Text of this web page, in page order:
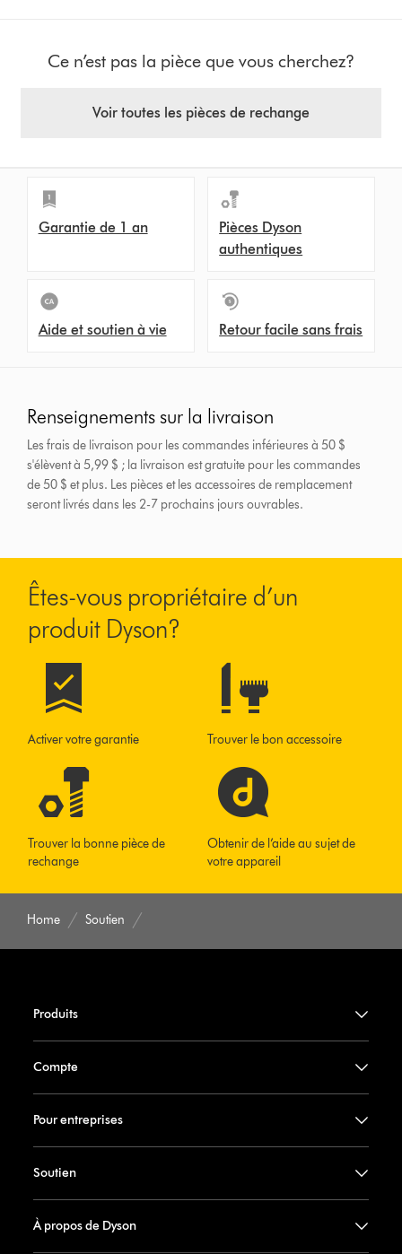
Ce n’est pas la pièce que vous cherchez?
Voir toutes les pièces de rechange
Garantie de 1 an
Pièces Dyson
authentiques
Aide et soutien à vie Retour facile sans frais
Renseignements sur la livraison
Les frais de livraison pour les commandes inférieures à 50 $
s'élèvent à 5,99 $ ; la livraison est gratuite pour les commandes
de 50 $ et plus. Les pièces et les accessoires de remplacement
seront livrés dans les 2-7 prochains jours ouvrables.
Êtes-vous propriétaire d’un
produit Dyson?
Activer votre garantie Trouver le bon accessoire
Trouver la bonne pièce de
rechange
Obtenir de l’aide au sujet de
votre appareil
Home Soutien
Produits
Compte
Pour entreprises
Soutien
À propos de Dyson